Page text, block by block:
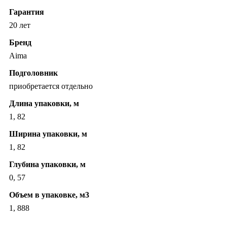
Гарантия
20 лет
Бренд
Aima
Подголовник
приобретается отдельно
Длина упаковки, м
1, 82
Ширина упаковки, м
1, 82
Глубина упаковки, м
0, 57
Объем в упаковке, м3
1, 888